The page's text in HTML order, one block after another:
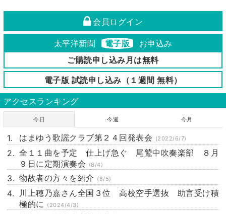
会員ログイン
太平洋新聞 電子版
お申込み
ご購読申し込み月は無料
電子版 試読申し込み（１週間 無料）
アクセスランキング
今日 今週 今月
はまゆう歌謡クラブ第２４回発表会 (2022/6/7)
全１１曲を予定 仕上げ急ぐ 尾鷲中吹奏楽部 ８月
９日に定期演奏会 (8/4)
物故者の方々を紹介 (8/5)
川上穂乃嘉さん全国３位 高校空手選抜 助言受け積
極的に (2024/4/3)